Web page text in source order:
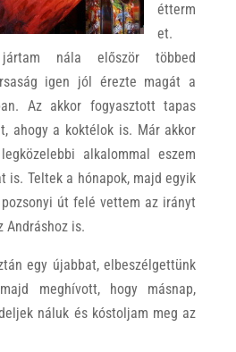
étterm
et.
nála először többed
igen jól érezte magát a
Az akkor fogyasztott tapas
ahogy a koktélok is. Már akkor
alkalommal eszem
is. Teltek a hónapok, majd egyik
út felé vettem az irányt
Andráshoz is.
egy újabbat, elbeszélgettünk
meghívott, hogy másnap,
náluk és kóstoljam meg az